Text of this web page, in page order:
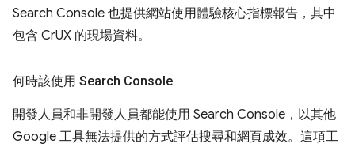
Search Console 也提供網站使用體驗核心指標報告，其中
包含 CrUX 的現場資料。
何時該使用 Search Console
開發人員和非開發人員都能使用 Search Console，以其他
Google 工具無法提供的方式評估搜尋和網頁成效。這項工